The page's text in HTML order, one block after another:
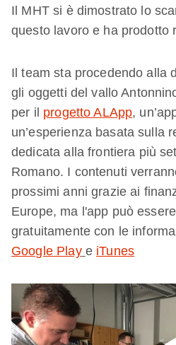
Il MHT si è dimostrato lo
questo lavoro e ha prodotto
Il team sta procedendo alla
gli oggetti del vallo
per il progetto ALApp,
un’esperienza basata sulla
dedicata alla frontiera più
Romano. I contenuti
prossimi anni grazie ai
Europe, ma l'app può
gratuitamente con le
Google Play e iTunes